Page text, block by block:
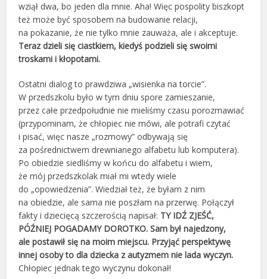
wziął dwa, bo jeden dla mnie. Aha! Więc pospolity biszkopt
też może być sposobem na budowanie relacji,
na pokazanie, że nie tylko mnie zauważa, ale i akceptuje.
Teraz dzieli się ciastkiem, kiedyś podzieli się swoimi
troskami i kłopotami.
Ostatni dialog to prawdziwa „wisienka na torcie”.
W przedszkolu było w tym dniu spore zamieszanie,
przez całe przedpołudnie nie mieliśmy czasu porozmawiać
(przypominam, że chłopiec nie mówi, ale potrafi czytać
i pisać, więc nasze „rozmowy” odbywają się
za pośrednictwem drewnianego alfabetu lub komputera).
Po obiedzie siedliśmy w końcu do alfabetu i wiem,
że mój przedszkolak miał mi wtedy wiele
do „opowiedzenia”. Wiedział też, że byłam z nim
na obiedzie, ale sama nie poszłam na przerwę. Połączył
fakty i dziecięcą szczerością napisał: TY IDŹ ZJEŚĆ,
PÓŹNIEJ POGADAMY DOROTKO. Sam był najedzony,
ale postawił się na moim miejscu. Przyjąć perspektywę
innej osoby to dla dziecka z autyzmem nie lada wyczyn.
Chłopiec jednak tego wyczynu dokonał!